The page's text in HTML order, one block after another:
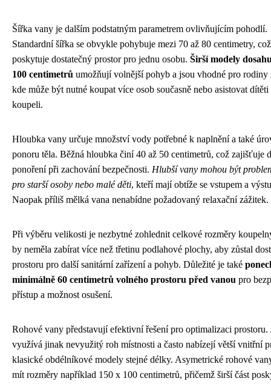
Šířka vany je dalším podstatným parametrem ovlivňujícím pohodlí.
Standardní šířka se obvykle pohybuje mezi 70 až 80 centimetry, což
poskytuje dostatečný prostor pro jednu osobu. Širší modely
100 centimetrů umožňují volnější pohyb a jsou vhodné pro rodiny
kde může být nutné koupat více osob současně nebo asistovat
koupeli.
Hloubka vany určuje množství vody potřebné k naplnění a také
ponoru těla. Běžná hloubka činí 40 až 50 centimetrů, což zajišťuje
ponoření při zachování bezpečnosti. Hlubší vany mohou být
pro starší osoby nebo malé děti, kteří mají obtíže se vstupem a
Naopak příliš mělká vana nenabídne požadovaný relaxační zážitek.
Při výběru velikosti je nezbytné zohlednit celkové rozměry
by neměla zabírat více než třetinu podlahové plochy, aby zůstal
prostoru pro další sanitární zařízení a pohyb. Důležité je také
minimálně 60 centimetrů volného prostoru před vanou pro
přístup a možnost osušení.
Rohové vany představují efektivní řešení pro optimalizaci prostoru.
využívá jinak nevyužitý roh místnosti a často nabízejí větší vnitřní
klasické obdélníkové modely stejné délky. Asymetrické rohové
mít rozměry například 150 x 100 centimetrů, přičemž širší část